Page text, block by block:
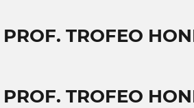
PROF. TROFEO
PROF. TROFEO